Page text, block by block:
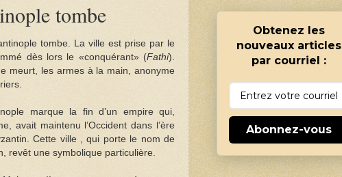
tombe
tombe. La ville est prise par le
dès lors le «conquérant» (Fathi).
meurt, les armes à la main, anonyme
marque la fin d’un empire qui,
avait maintenu l’Occident dans l’ère
Cette ville , qui porte le nom de
revêt une symbolique particulière.
Obtenez les
nouveaux articles
par courriel :
Abonnez-vous